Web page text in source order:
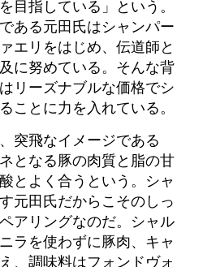
目指している」という。
ある元田氏はシャンパー
エリをはじめ、伝道師と
に努めている。そんな背
リーズナブルな価格でシ
ことに力を入れている。
突飛なイメージである
となる豚の肉質と脂の甘
とよく合うという。シャ
元田氏だからこそのしっ
アリングなのだ。シャル
ラを使わずに豚肉、キャ
、調味料はフォンドヴォ